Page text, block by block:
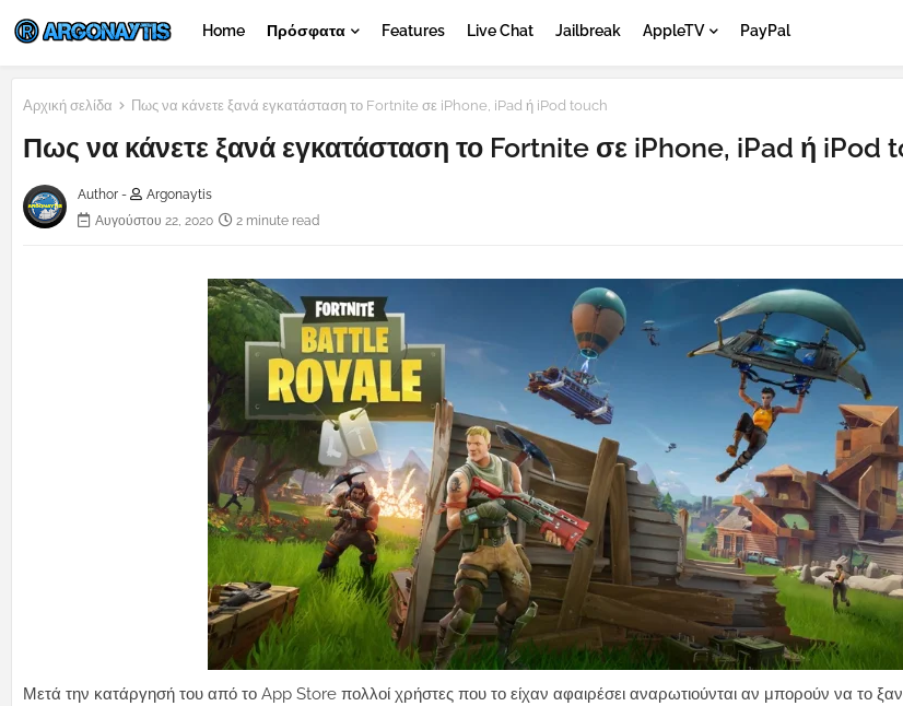
Home Πρόσφατα Features Live Chat Jailbreak AppleTV PayPal
Αρχική σελίδα Πως να κάνετε ξανά εγκατάσταση το Fortnite σε iPhone, iPad ή iPod touch
Πως να κάνετε ξανά εγκατάσταση το Fortnite σε iPhone, iPad ή iPod
Author -
Argonaytis
Αυγούστου 22, 2020
2 minute read
Μετά την κατάργησή του από το App Store πολλοί χρήστες που το είχαν αφαιρέσει αναρωτιούνται αν μπορούν να το